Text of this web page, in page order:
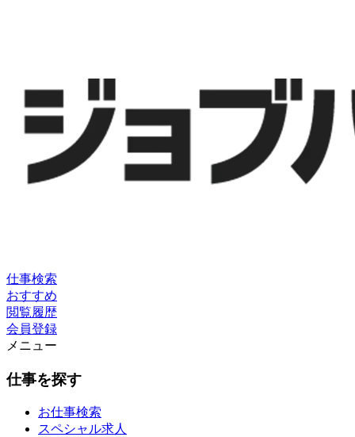
仕事検索
おすすめ
閲覧履歴
会員登録
メニュー
仕事を探す
お仕事検索
スペシャル求人